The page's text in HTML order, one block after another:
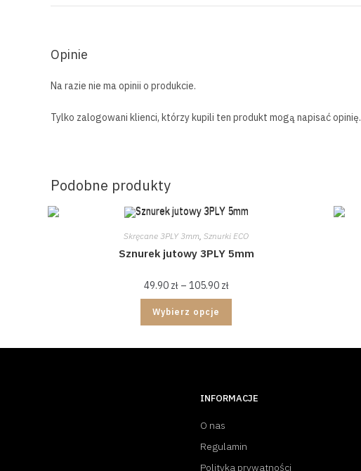
Opinie
Na razie nie ma opinii o produkcie.
Tylko zalogowani klienci, którzy kupili ten produkt mogą napisać opinię.
Podobne produkty
Skręcane 3PLY 3mm ,Sznurki ECO
Sznurek jutowy 3PLY 5mm
49.90 zł – 105.90 zł
Wybierz opcje
INFORMACJE
O nas
Regulamin
Polityka prywatności